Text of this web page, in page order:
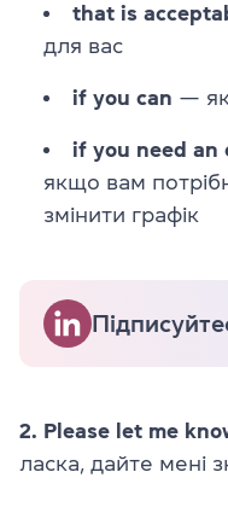
that is
для вас
if you can —
if you need an
якщо вам
змінити графік
2. Please let me
ласка, дайте мені